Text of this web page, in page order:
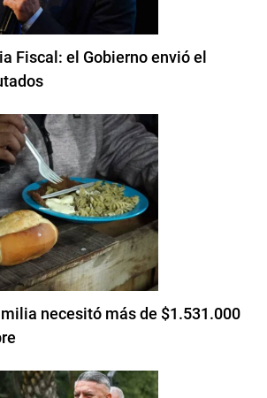
Fiscal: el Gobierno envió el
necesitó más de $1.531.000